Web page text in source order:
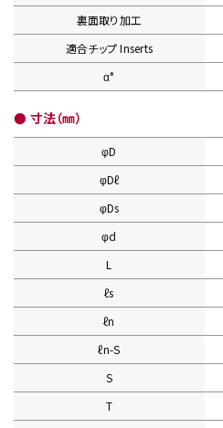
裏面取り加工
適合チップ Inserts
α°
● 寸法（㎜）
φD
φDℓ
φDs
φd
L
ℓs
ℓn
ℓn-S
S
T